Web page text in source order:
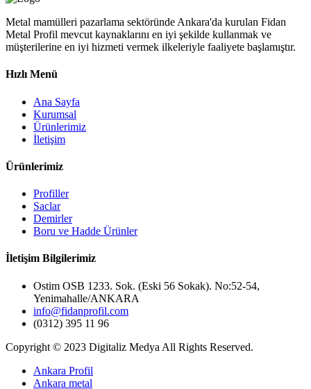
Metal mamülleri pazarlama sektöründe Ankara'da kurulan Fidan
Metal Profil mevcut kaynaklarını en iyi şekilde kullanmak ve
müşterilerine en iyi hizmeti vermek ilkeleriyle faaliyete başlamıştır.
Hızlı Menü
Ana Sayfa
Kurumsal
Ürünlerimiz
İletişim
Ürünlerimiz
Profiller
Saclar
Demirler
Boru ve Hadde Ürünler
İletişim Bilgilerimiz
Ostim OSB 1233. Sok. (Eski 56 Sokak). No:52-54,
Yenimahalle/ANKARA
info@fidanprofil.com
(0312) 395 11 96
Copyright © 2023 Digitaliz Medya All Rights Reserved.
Ankara Profil
Ankara metal